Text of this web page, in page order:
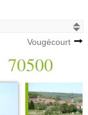
Vougécourt
70500